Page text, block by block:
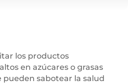
los productos
en azúcares o grasas
pueden sabotear la salud